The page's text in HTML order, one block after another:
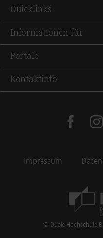
Quicklinks
Informationen für
Portale
Kontaktinfo
facebook
Impressum
© Duale Hochschule